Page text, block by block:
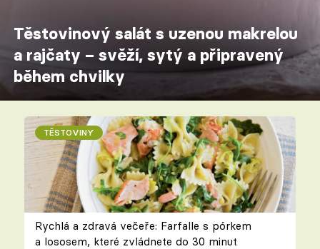
Těstovinový salát s uzenou makrelou
a rajčaty – svěží, sytý a připravený
během chvilky
TĚSTOVINY
Rychlá a zdravá večeře: Farfalle s pórkem
a lososem, které zvládnete do 30 minut